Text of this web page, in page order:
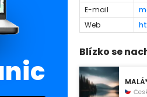
E-mail
Web
Blízko se